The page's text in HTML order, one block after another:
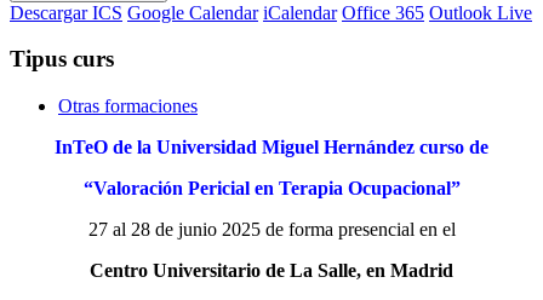
Descargar ICS Google Calendar iCalendar Office 365 Outlook Live
Tipus curs
Otras formaciones
InTeO de la Universidad Miguel Hernández curso de
“Valoración Pericial en Terapia Ocupacional”
27 al 28 de junio 2025 de forma presencial en el
Centro Universitario de La Salle, en Madrid